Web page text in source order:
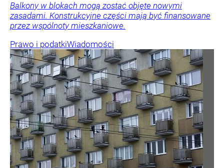
Balkony w blokach mogą zostać objęte nowymi
zasadami. Konstrukcyjne części mają być finansowane
przez wspólnoty mieszkaniowe.
Prawo i podatkiWiadomości